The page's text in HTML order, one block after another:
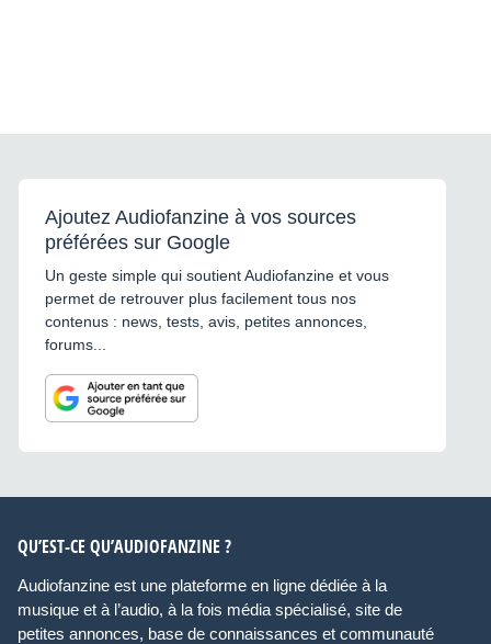
Ajoutez Audiofanzine à vos sources
préférées sur Google
Un geste simple qui soutient Audiofanzine et vous
permet de retrouver plus facilement tous nos
contenus : news, tests, avis, petites annonces,
forums...
QU’EST-CE QU’AUDIOFANZINE ?
Audiofanzine est une plateforme en ligne dédiée à la
musique et à l’audio, à la fois média spécialisé, site de
petites annonces, base de connaissances et communauté